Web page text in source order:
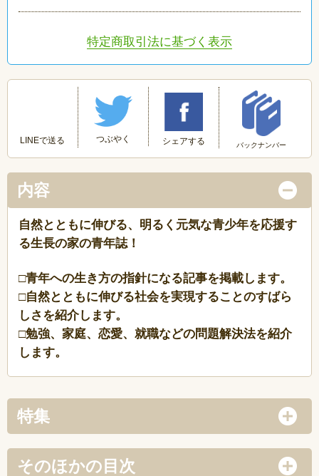
特定商取引法に基づく表示
LINEで送る つぶやく シェアする バックナンバー
内容
自然とともに伸びる、明るく元気な青少年を応援す
る生長の家の青年誌！
□青年への生き方の指針になる記事を掲載します。
□自然とともに伸びる社会を実現することのすばら
しさを紹介します。
□勉強、家庭、恋愛、就職などの問題解決法を紹介
します。
特集
そのほかの目次